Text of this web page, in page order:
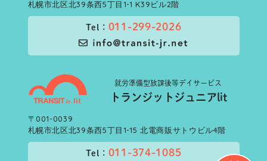
札幌市北区北39条西5丁目1-1 K39ビル2階
Tel： 011-299-2026
就労準備型放課後等デイサービス
トランジットジュニアlit
〒001-0039
札幌市北区北39条西5丁目1-15 北電商販サトウビル4階
Tel： 011-374-1085